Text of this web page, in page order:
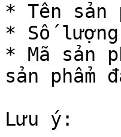
* Tên sản
* Số
* Mã sản
sản phẩm
Lưu ý: